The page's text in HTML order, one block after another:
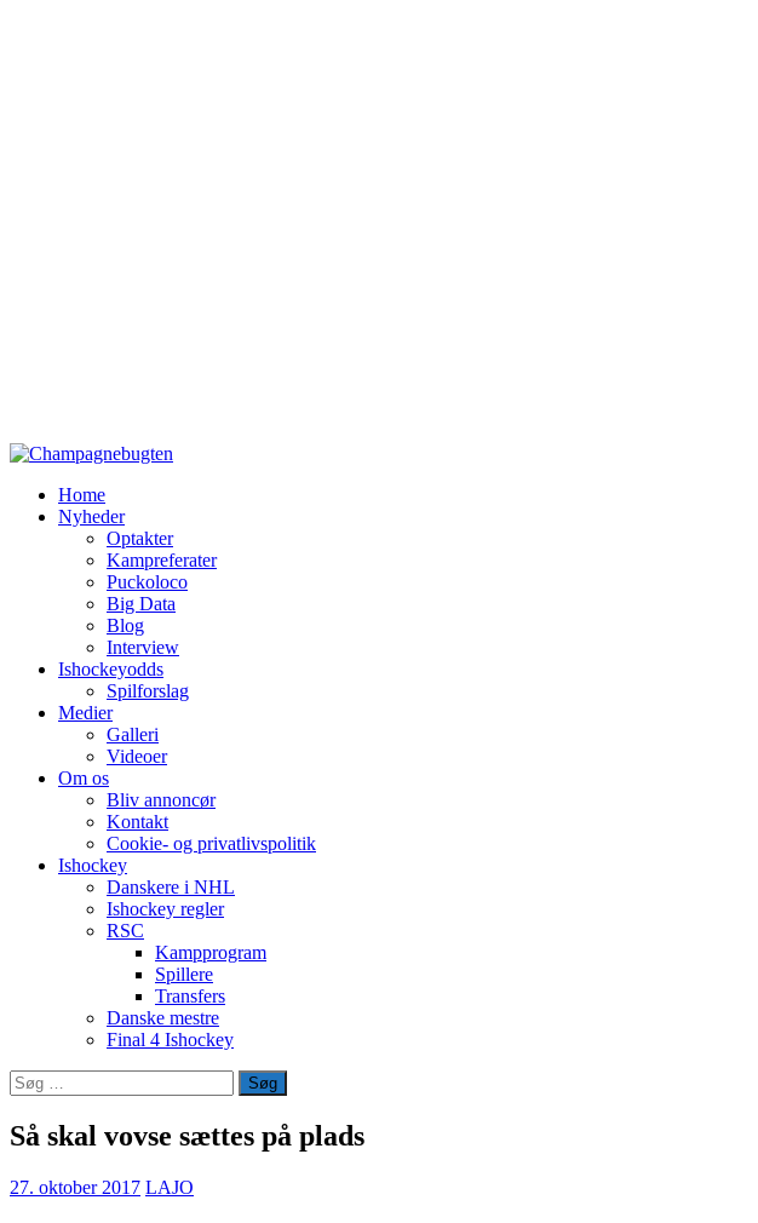
Home
Nyheder
Optakter
Kampreferater
Puckoloco
Big Data
Blog
Interview
Ishockeyodds
Spilforslag
Medier
Galleri
Videoer
Om os
Bliv annoncør
Kontakt
Cookie- og privatlivspolitik
Ishockey
Danskere i NHL
Ishockey regler
RSC
Kampprogram
Spillere
Transfers
Danske mestre
Final 4 Ishockey
Søg
efter:
Så skal vovse sættes på plads
27. oktober 2017 LAJO